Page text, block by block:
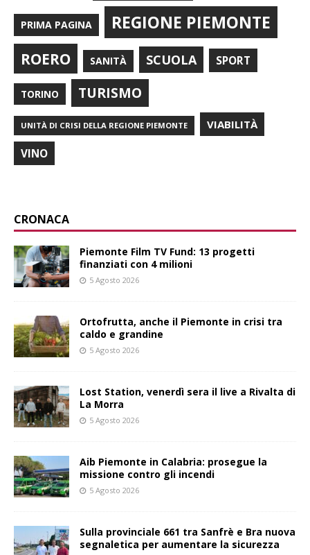
PRIMA PAGINA REGIONE PIEMONTE
ROERO SANITÀ SCUOLA SPORT
TORINO TURISMO
UNITÀ DI CRISI DELLA REGIONE PIEMONTE VIABILITÀ
VINO
CRONACA
Piemonte Film TV Fund: 13 progetti
finanziati con 4 milioni
5 Agosto 2026
Ortofrutta, anche il Piemonte in crisi tra
caldo e grandine
5 Agosto 2026
Lost Station, venerdì sera il live a Rivalta di
La Morra
5 Agosto 2026
Aib Piemonte in Calabria: prosegue la
missione contro gli incendi
5 Agosto 2026
Sulla provinciale 661 tra Sanfrè e Bra nuova
segnaletica per aumentare la sicurezza